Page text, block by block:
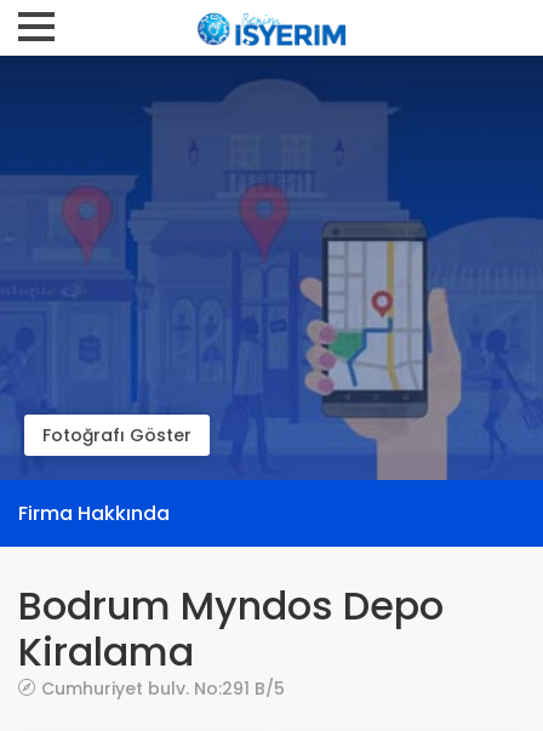
Fotoğrafı Göster
Firma Hakkında
Bodrum Myndos Depo
Kiralama
Cumhuriyet bulv. No:291 B/5